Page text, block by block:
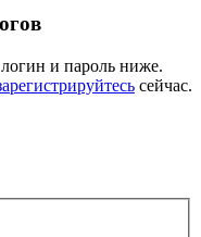
логин и пароль ниже.
сейчас.